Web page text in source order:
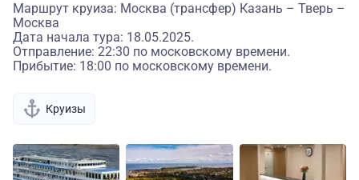
Маршрут круиза: Москва (трансфер) Казань – Тверь –
Москва
Дата начала тура: 18.05.2025.
Отправление: 22:30 по московскому времени.
Прибытие: 18:00 по московскому времени.
Круизы